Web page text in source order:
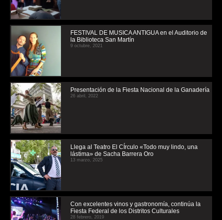
FESTIVAL DE MUSICA ANTIGUA en el Auditorio de
la Biblioteca San Martín
9 octubre, 2021
Presentación de la Fiesta Nacional de la Ganadería
26 abril, 2022
Llega al Teatro El CÍrculo «Todo muy lindo, una
lástima» de Sacha Barrera Oro
13 marzo, 2025
Con excelentes vinos y gastronomía, continúa la
Fiesta Federal de los Distritos Culturales
28 febrero, 2019